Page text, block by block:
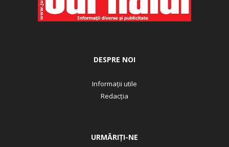
DESPRE NOI
Informații utile
Redacția
URMĂRIȚI-NE